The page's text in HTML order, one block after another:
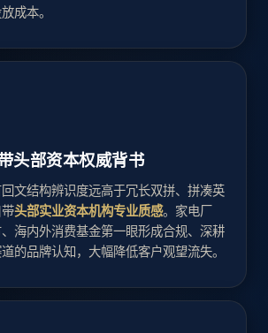
成本。
头部资本权威背书
文结构辨识度远高于冗长双拼、拼凑英
头部实业资本机构专业质感。家电厂
海内外消费基金第一眼形成合规、深耕
的品牌认知，大幅降低客户观望流失。